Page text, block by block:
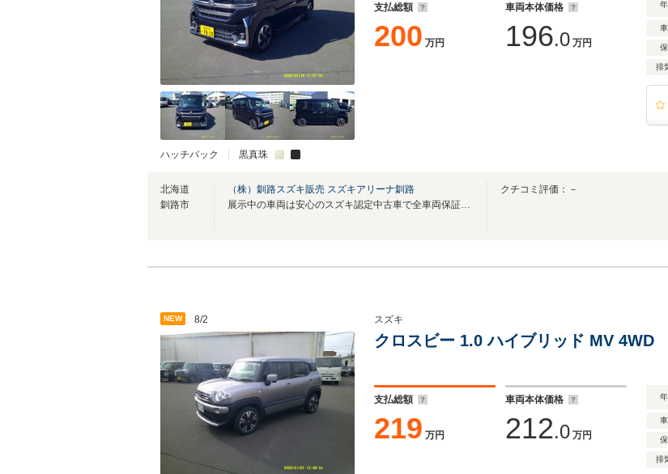
ハッチバック 黒真珠
支払総額
200 万円
車両本体価格
196.0 万円
排
北海道
釧路市
（株）釧路スズキ販売 スズキアリーナ釧路
展示中の車両は安心のスズキ認定中古車で全車両保証付！修復歴なし車両のみ展示中！
クチコミ評価：－
NEW 8/2 スズキ
クロスビー 1.0 ハイブリッド MV 4WD
支払総額
219 万円
車両本体価格
212.0 万円
排